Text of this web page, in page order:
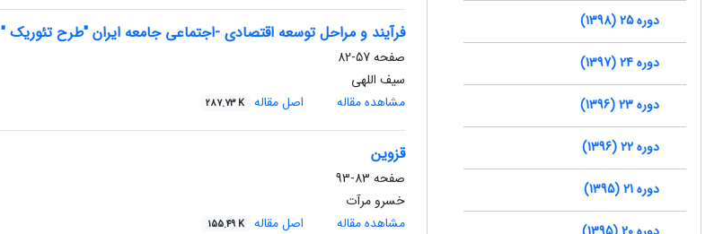
فرآیند و مراحل توسعه اقتصادی -اجتماعی جامعه ایران "طرح تئوریک "
صفحه57-82
سیف اللهی
مشاهده مقاله
اصل مقاله 287.73 K
قزوین
صفحه 83-93
خسرو مرآت
مشاهده مقاله
اصل مقاله 155.49 K
دوره 25 (1398)
دوره 24 (1397)
دوره 23 (1396)
دوره 22 (1396)
دوره 21 (1395)